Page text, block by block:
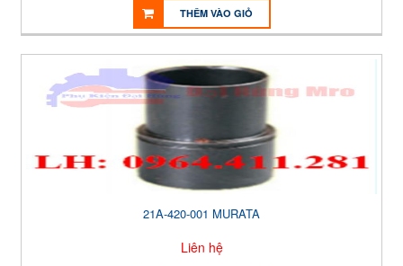
THÊM VÀO GIỎ
21A-420-001 MURATA
Liên hệ